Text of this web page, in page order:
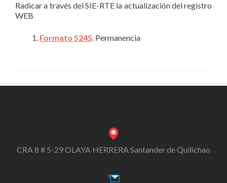
Radicar a través del SIE-RTE la actualización del registro
WEB
Formato 5245. Permanencia
CRA 8 # 5-29 OLAYA HERRERA Santander de Quilichao